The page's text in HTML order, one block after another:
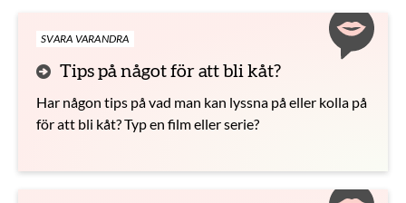
SVARA VARANDRA
Tips på något för att bli kåt?
Har någon tips på vad man kan lyssna på eller kolla på
för att bli kåt? Typ en film eller serie?